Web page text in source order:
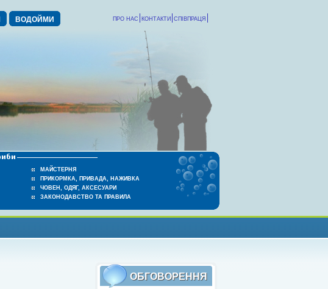
ВОДОЙМИ СПІВПРАЦЯ
КОНТАКТИ
ПРО НАС
МАЙСТЕРНЯ
ПРИКОРМКА, ПРИВАДА, НАЖИВКА
ЧОВЕН, ОДЯГ, АКСЕСУАРИ
ЗАКОНОДАВСТВО ТА ПРАВИЛА
ОБГОВОРЕННЯ